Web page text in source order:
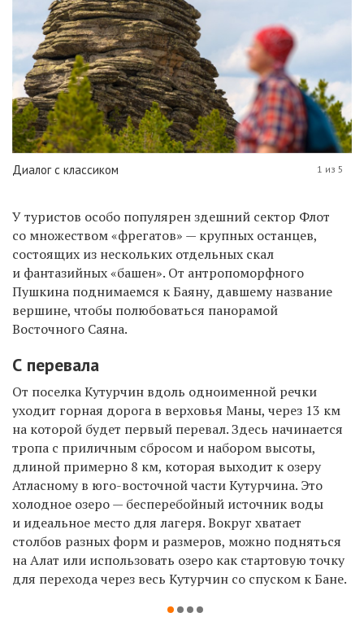
Диалог с классиком 1 из 5
У туристов особо популярен здешний сектор Флот
со множеством «фрегатов» — крупных останцев,
состоящих из нескольких отдельных скал
и фантазийных «башен». От антропоморфного
Пушкина поднимаемся к Баяну, давшему название
вершине, чтобы полюбоваться панорамой
Восточного Саяна.
С перевала
От поселка Кутурчин вдоль одноименной речки
уходит горная дорога в верховья Маны, через 13 км
на которой будет первый перевал. Здесь начинается
тропа с приличным сбросом и набором высоты,
длиной примерно 8 км, которая выходит к озеру
Атласному в юго-восточной части Кутурчина. Это
холодное озеро — бесперебойный источник воды
и идеальное место для лагеря. Вокруг хватает
столбов разных форм и размеров, можно подняться
на Алат или использовать озеро как стартовую точку
для перехода через весь Кутурчин со спуском к Бане.